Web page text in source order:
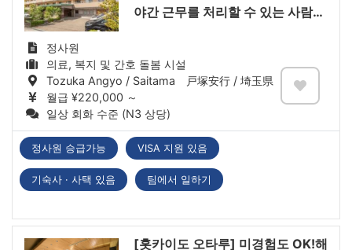
야간 근무를 처리할 수 있는 사람에
정사원
의료, 복지 및 간호 돌봄 시설
Tozuka Angyo / Saitama 戸塚安行 / 埼玉県
월급 ¥220,000 ～
일상 회화 수준 (N3 상당)
정사원 승급가능 VISA 지원 있음
기숙사 · 사택 있음 팀에서 일하기
[홋카이도 오타루] 미경험도 OK!해